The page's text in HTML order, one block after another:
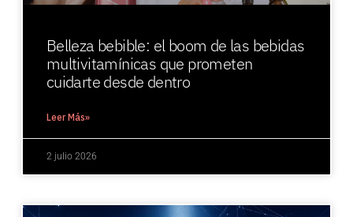
Belleza bebible: el boom de las bebidas
multivitamínicas que prometen
cuidarte desde dentro
Leer Más»
2 julio 2026